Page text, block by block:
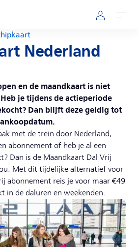
van ns.nl Mijn NS
Openen
Nederland
en de maandkaart is niet
je tijdens de actieperiode
Dan blijft deze geldig tot
met de trein door Nederland,
abonnement of heb je al een
Dan is de Maandkaart Dal Vrij
Met dit tijdelijke alternatief voor
abonnement reis je voor maar €49
in de daluren en weekenden.